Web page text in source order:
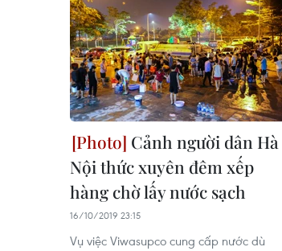
Cảnh người dân Hà
Nội thức xuyên đêm xếp
hàng chờ lấy nước sạch
16/10/2019 23:15
Vụ việc Viwasupco cung cấp nước dù